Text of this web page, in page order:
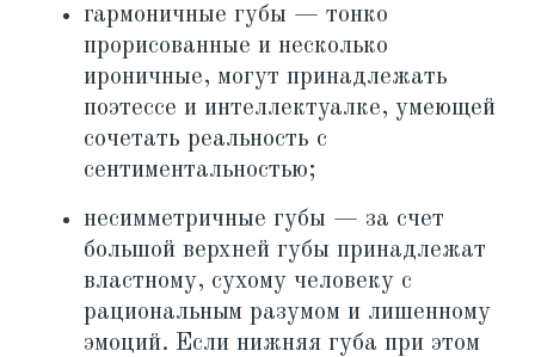
гармоничные губы — тонко
прорисованные и несколько
ироничные, могут принадлежать
поэтессе и интеллектуалке, умеющей
сочетать реальность с
сентиментальностью;
несимметричные губы — за счет
большой верхней губы принадлежат
властному, сухому человеку с
рациональным разумом и лишенному
эмоций. Если нижняя губа при этом